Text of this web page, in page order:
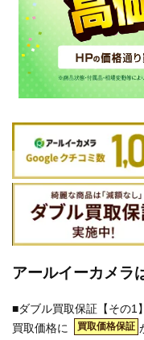
アールイーカメラ
■ダブル買取保証【その1】
買取価格に
買取価格保証